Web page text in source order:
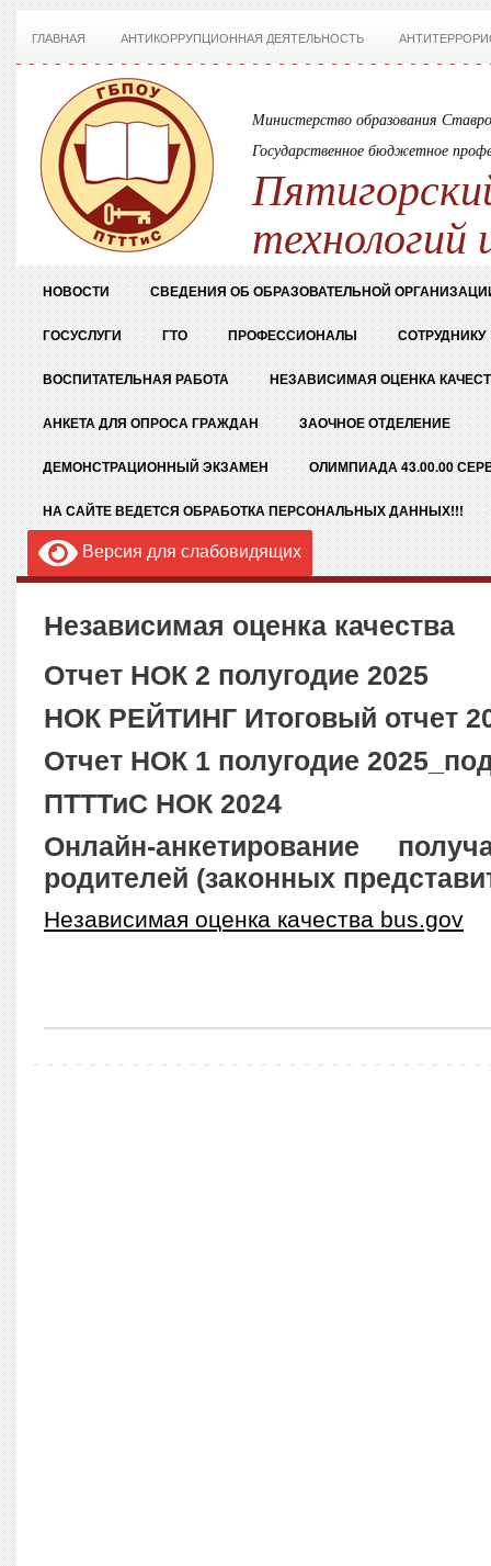
ГЛАВНАЯ АНТИКОРРУПЦИОННАЯ ДЕЯТЕЛЬНОСТЬ
Министерство образования
Государственное бюджетное
технологий
НОВОСТИ СВЕДЕНИЯ ОБ ОБРАЗОВАТЕЛЬНОЙ
ГОСУСЛУГИ ГТО ПРОФЕССИОНАЛЫ СОТРУДНИКУ
ВОСПИТАТЕЛЬНАЯ РАБОТА НЕЗАВИСИМАЯ ОЦЕНКА
АНКЕТА ДЛЯ ОПРОСА ГРАЖДАН ЗАОЧНОЕ ОТДЕЛЕНИЕ
ДЕМОНСТРАЦИОННЫЙ ЭКЗАМЕН ОЛИМПИАДА 43.00.00
НА САЙТЕ ВЕДЕТСЯ ОБРАБОТКА ПЕРСОНАЛЬНЫХ ДАННЫХ!!!
Версия для слабовидящих
Независимая оценка качества
Отчет НОК 2 полугодие 2025
НОК РЕЙТИНГ Итоговый отчет
Отчет НОК 1 полугодие
ПТТТиС НОК 2024
Онлайн-анкетирование
родителей (законных
Независимая оценка качества bus.gov